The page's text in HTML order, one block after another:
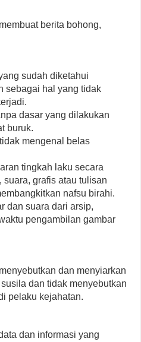
berita bohong,
sudah diketahui
sebagai hal yang tidak
dasar yang dilakukan
buruk.
mengenal belas
tingkah laku secara
suara, grafis atau tulisan
nafsu birahi.
dan suara dari arsip,
pengambilan gambar
dan menyiarkan
dan tidak menyebutkan
pelaku kejahatan.
dan informasi yang